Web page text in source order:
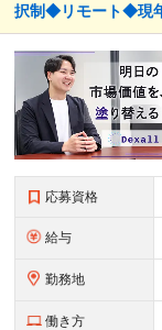
択制◆リモート◆現
応募資格
給与
勤務地
働き方